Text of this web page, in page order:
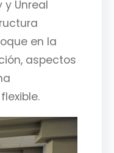
y Unreal
en la
aspectos